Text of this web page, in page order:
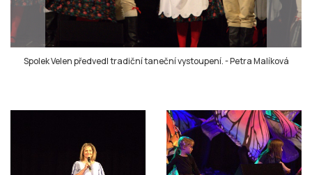
Spolek Velen předvedl tradiční taneční vystoupení.-Petra Malíková